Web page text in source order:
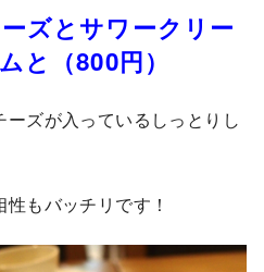
ズとサワークリー
と（800円）
ズが入っているしっとりし
もバッチリです！